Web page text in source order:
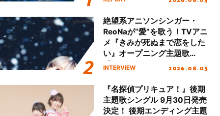
ート!!
絶望系アニソンシンガー・
ReoNaが“愛”を歌う！TVアニ
メ『きみが死ぬまで恋をした
い』オープニング主題歌
「Amore」インタビュー
INTERVIEW 2026.08.03
『名探偵プリキュア！』後期
主題歌シングル 9月30日発売
決定！ 後期エンディング主題